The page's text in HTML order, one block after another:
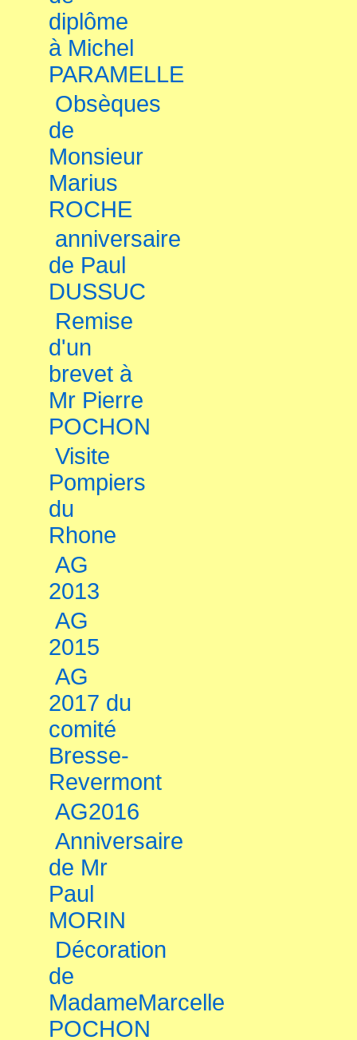
diplôme
à Michel
PARAMELLE
Obsèques
de
Monsieur
Marius
ROCHE
anniversaire
de Paul
DUSSUC
Remise
d'un
brevet à
Mr Pierre
POCHON
Visite
Pompiers
du
Rhone
AG
2013
AG
2015
AG
2017 du
comité
Bresse-
Revermont
AG2016
Anniversaire
de Mr
Paul
MORIN
Décoration
de
MadameMarcelle
POCHON